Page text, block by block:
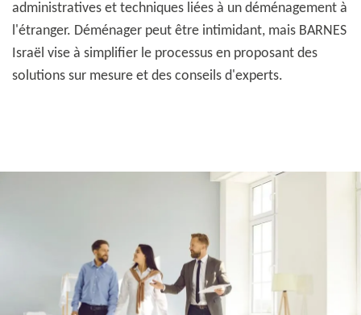
administratives et techniques liées à un déménagement à
l'étranger. Déménager peut être intimidant, mais BARNES
Israël vise à simplifier le processus en proposant des
solutions sur mesure et des conseils d'experts.